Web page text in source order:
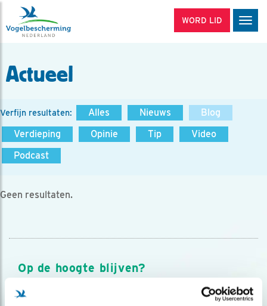
WORD LID
Actueel
Verfijn resultaten: Alles Nieuws
Blog
Verdieping
Opinie Tip
Video
Podcast
Geen resultaten.
Op de hoogte blijven?
Meld je aan en ontvang nieuws, inspiratie, acties en tips
over vogels en activiteiten van Vogelbescherming.